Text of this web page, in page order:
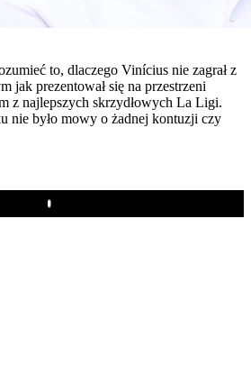
to, dlaczego Vinícius nie zagrał z
jak prezentował się na przestrzeni
z najlepszych skrzydłowych La Ligi.
nie było mowy o żadnej kontuzji czy
Play